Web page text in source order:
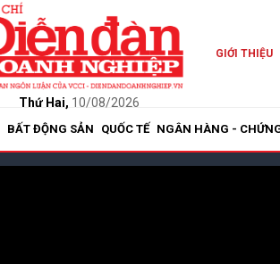
Thứ Hai, 10/08/2026
GIỚI THIỆU
BẤT ĐỘNG SẢN QUỐC TẾ NGÂN HÀNG -